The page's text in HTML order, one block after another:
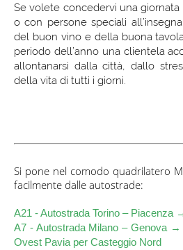
Se volete concedervi una
o con persone speciali
del buon vino e della buona
periodo dell’anno una clientela
allontanarsi dalla città, dallo
della vita di tutti i giorni.
Si pone nel comodo quadrilatero
facilmente dalle autostrade:
A21 - Autostrada Torino – Piacenza
A7 - Autostrada Milano – Genova →
Ovest Pavia per Casteggio Nord